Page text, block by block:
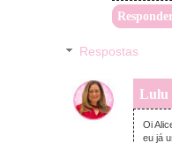
Respostas
Lulu
Oi
eu já